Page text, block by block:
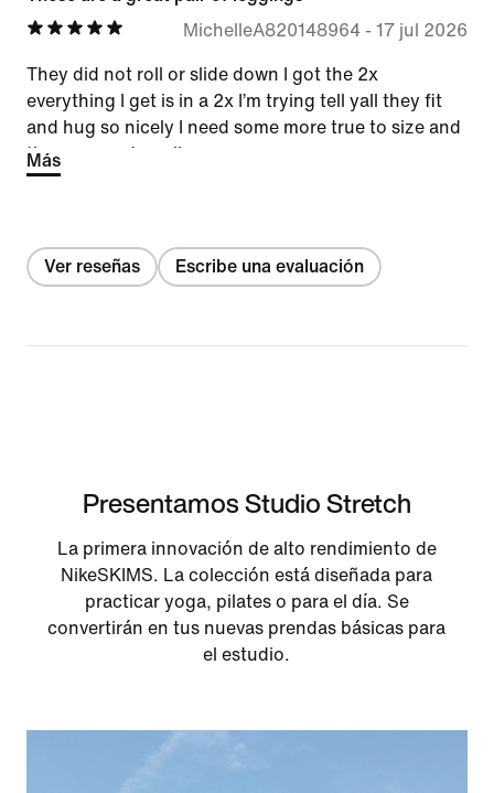
MichelleA820148964- 17 jul 2026
They did not roll or slide down I got the 2x
everything I get is in a 2x I’m trying tell yall they fit
and hug so nicely I need some more true to size and
they are made well
Más
Ver reseñas Escribe una evaluación
Presentamos Studio Stretch
La primera innovación de alto rendimiento de
NikeSKIMS. La colección está diseñada para
practicar yoga, pilates o para el día. Se
convertirán en tus nuevas prendas básicas para
el estudio.